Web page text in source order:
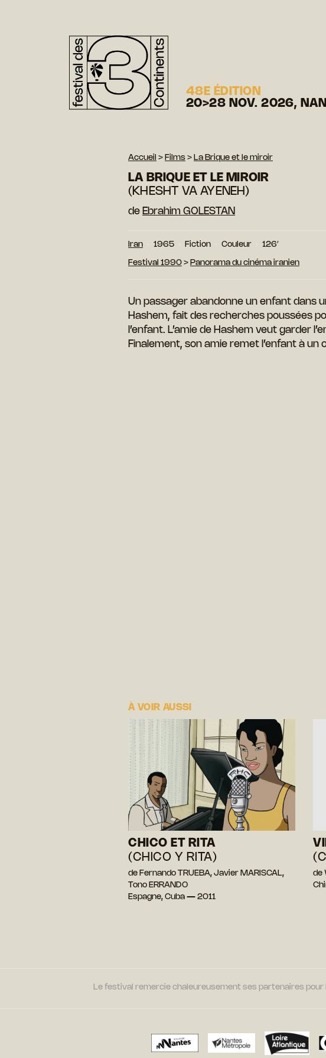
48E ÉDITION
20>28 NOV. 2026,
Accueil > Films > La Brique et le miroir
LA BRIQUE ET LE MIROIR
(KHESHT VA AYENEH)
de Ebrahim GOLESTAN
Iran 1965 Fiction Couleur 126′
Festival 1990 > Panorama du cinéma iranien
Un passager abandonne un enfant dans
Hashem, fait des recherches poussées
l’enfant. L’amie de Hashem veut garder
Finalement, son amie remet l’enfant à un
À VOIR AUSSI
CHICO ET RITA
(CHICO Y RITA)
de Fernando TRUEBA, Javier MARISCAL,
Tono ERRANDO
Espagne, Cuba — 2011
de
Le festival remercie chaleureusement ses partenaires